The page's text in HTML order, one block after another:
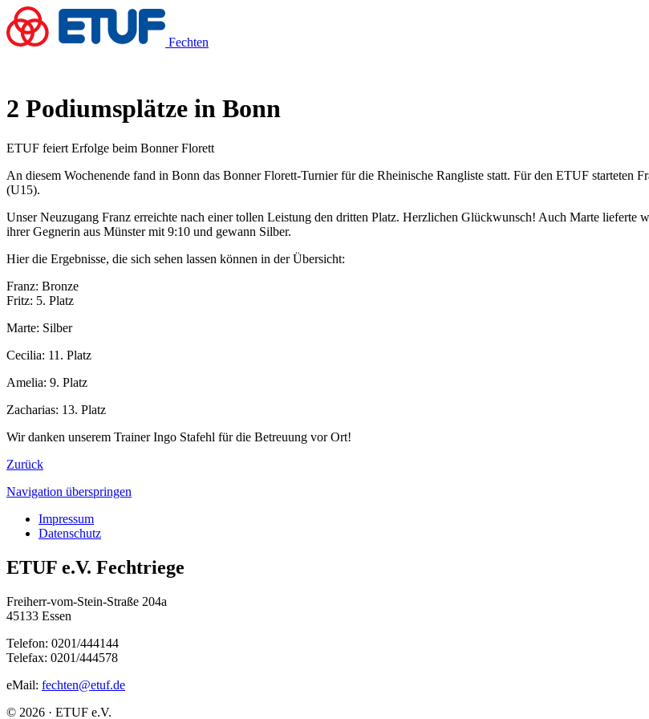
Fechten
2 Podiumsplätze in Bonn
ETUF feiert Erfolge beim Bonner Florett
An diesem Wochenende fand in Bonn das Bonner Florett-Turnier für die Rheinische Rangliste statt. Für den ETUF
(U15).
Unser Neuzugang Franz erreichte nach einer tollen Leistung den dritten Platz. Herzlichen Glückwunsch! Auch Marte lieferte
ihrer Gegnerin aus Münster mit 9:10 und gewann Silber.
Hier die Ergebnisse, die sich sehen lassen können in der Übersicht:
Franz: Bronze
Fritz: 5. Platz
Marte: Silber
Cecilia: 11. Platz
Amelia: 9. Platz
Zacharias: 13. Platz
Wir danken unserem Trainer Ingo Stafehl für die Betreuung vor Ort!
Zurück
Navigation überspringen
Impressum
Datenschutz
ETUF e.V. Fechtriege
Freiherr-vom-Stein-Straße 204a
45133 Essen
Telefon: 0201/444144
Telefax: 0201/444578
eMail: fechten@etuf.de
© 2026 · ETUF e.V.